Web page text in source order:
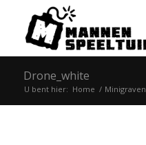
Drone_white
U bent hier: Home / Minigraven